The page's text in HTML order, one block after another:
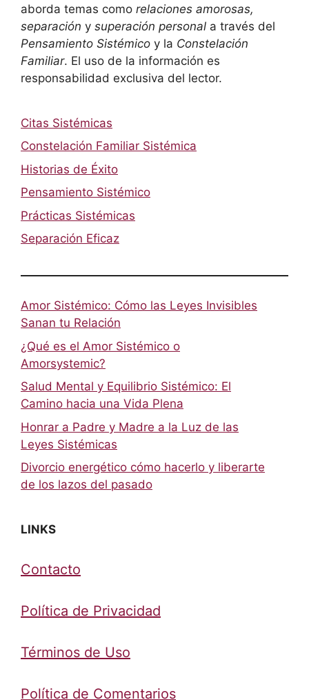
aborda temas como relaciones amorosas,
separación y superación personal a través del
Pensamiento Sistémico y la Constelación
Familiar. El uso de la información es
responsabilidad exclusiva del lector.
Citas Sistémicas
Constelación Familiar Sistémica
Historias de Éxito
Pensamiento Sistémico
Prácticas Sistémicas
Separación Eficaz
Amor Sistémico: Cómo las Leyes Invisibles
Sanan tu Relación
¿Qué es el Amor Sistémico o
Amorsystemic?
Salud Mental y Equilibrio Sistémico: El
Camino hacia una Vida Plena
Honrar a Padre y Madre a la Luz de las
Leyes Sistémicas
Divorcio energético cómo hacerlo y liberarte
de los lazos del pasado
LINKS
Contacto
Política de Privacidad
Términos de Uso
Política de Comentarios